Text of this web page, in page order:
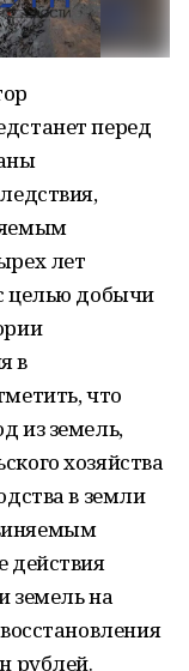
перед
лет
целью добычи
в
что
из земель,
хозяйства
в земли
действия
земель на
рублей.